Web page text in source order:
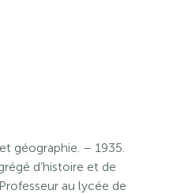
géographie. – 1935.
d’histoire et de
au lycée de